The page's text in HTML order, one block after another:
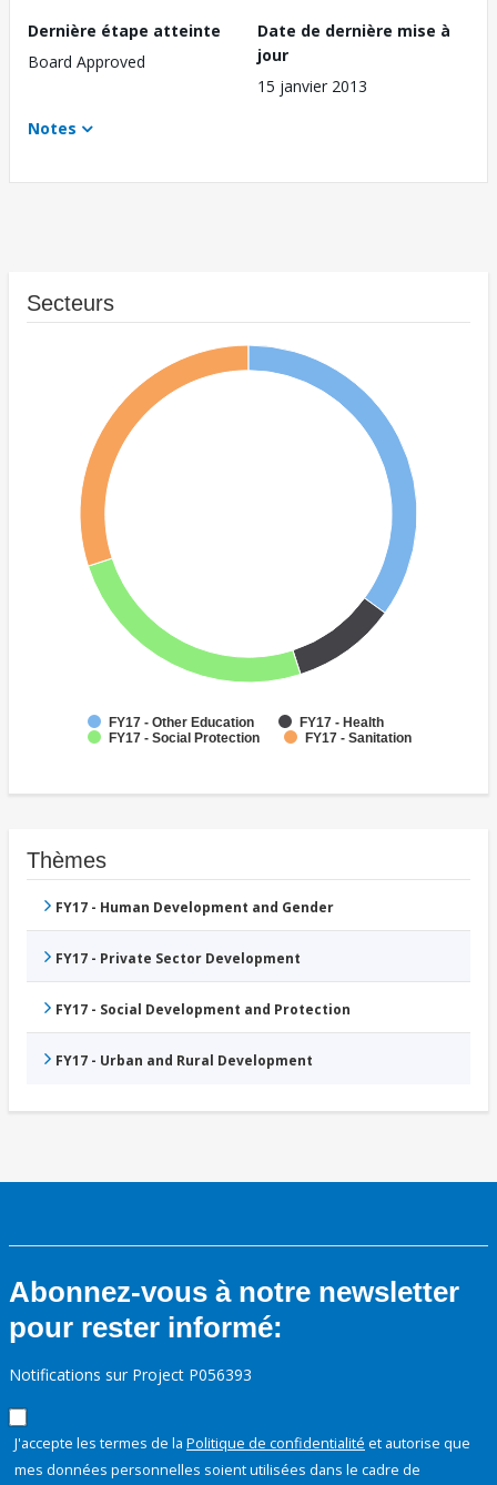
Dernière étape atteinte
Board Approved
Date de dernière mise à
jour
15 janvier 2013
Notes
Secteurs
FY17 - Other Education
FY17 - Health
FY17 - Social Protection
FY17 - Sanitation
Thèmes
FY17 - Human Development and Gender
FY17 - Private Sector Development
FY17 - Social Development and Protection
FY17 - Urban and Rural Development
Abonnez-vous à notre newsletter
pour rester informé:
Notifications sur Project P056393
J'accepte les termes de la Politique de confidentialité et autorise que
mes données personnelles soient utilisées dans le cadre de